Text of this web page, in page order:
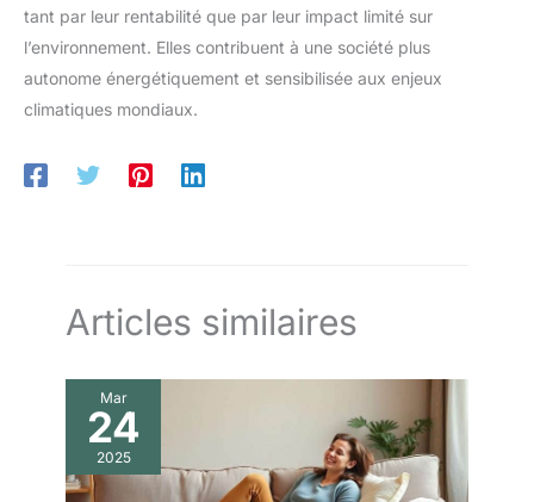
tant par leur rentabilité que par leur impact limité sur
l’environnement. Elles contribuent à une société plus
autonome énergétiquement et sensibilisée aux enjeux
climatiques mondiaux.
Articles similaires
Mar
24
2025